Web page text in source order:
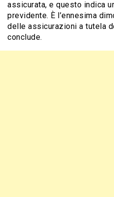
assicurata, e questo indica
previdente. È l’ennesima
delle assicurazioni a tutela
conclude.